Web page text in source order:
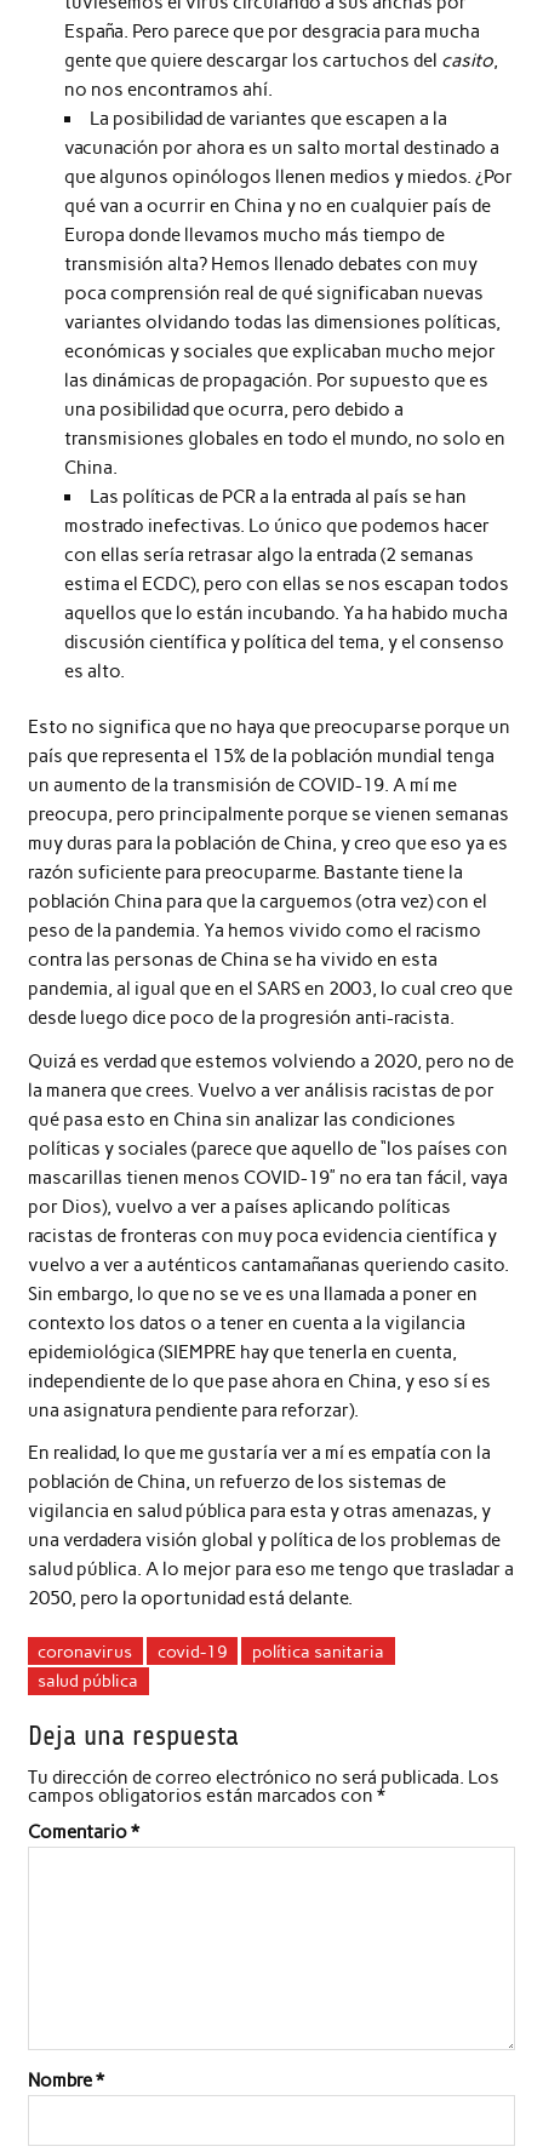
España. Pero parece que por desgracia para mucha
gente que quiere descargar los cartuchos del casito,
no nos encontramos ahí.
La posibilidad de variantes que escapen a la
vacunación por ahora es un salto mortal destinado a
que algunos opinólogos llenen medios y miedos. ¿Por
qué van a ocurrir en China y no en cualquier país de
Europa donde llevamos mucho más tiempo de
transmisión alta? Hemos llenado debates con muy
poca comprensión real de qué significaban nuevas
variantes olvidando todas las dimensiones políticas,
económicas y sociales que explicaban mucho mejor
las dinámicas de propagación. Por supuesto que es
una posibilidad que ocurra, pero debido a
transmisiones globales en todo el mundo, no solo en
China.
Las políticas de PCR a la entrada al país se han
mostrado inefectivas. Lo único que podemos hacer
con ellas sería retrasar algo la entrada (2 semanas
estima el ECDC), pero con ellas se nos escapan todos
aquellos que lo están incubando. Ya ha habido mucha
discusión científica y política del tema, y el consenso
es alto.
Esto no significa que no haya que preocuparse porque un
país que representa el 15% de la población mundial tenga
un aumento de la transmisión de COVID-19. A mí me
preocupa, pero principalmente porque se vienen semanas
muy duras para la población de China, y creo que eso ya es
razón suficiente para preocuparme. Bastante tiene la
población China para que la carguemos (otra vez) con el
peso de la pandemia. Ya hemos vivido como el racismo
contra las personas de China se ha vivido en esta
pandemia, al igual que en el SARS en 2003, lo cual creo que
desde luego dice poco de la progresión anti-racista.
Quizá es verdad que estemos volviendo a 2020, pero no de
la manera que crees. Vuelvo a ver análisis racistas de por
qué pasa esto en China sin analizar las condiciones
políticas y sociales (parece que aquello de “los países con
mascarillas tienen menos COVID-19” no era tan fácil, vaya
por Dios), vuelvo a ver a países aplicando políticas
racistas de fronteras con muy poca evidencia científica y
vuelvo a ver a auténticos cantamañanas queriendo casito.
Sin embargo, lo que no se ve es una llamada a poner en
contexto los datos o a tener en cuenta a la vigilancia
epidemiológica (SIEMPRE hay que tenerla en cuenta,
independiente de lo que pase ahora en China, y eso sí es
una asignatura pendiente para reforzar).
En realidad, lo que me gustaría ver a mí es empatía con la
población de China, un refuerzo de los sistemas de
vigilancia en salud pública para esta y otras amenazas, y
una verdadera visión global y política de los problemas de
salud pública. A lo mejor para eso me tengo que trasladar a
2050, pero la oportunidad está delante.
coronavirus covid-19
política sanitaria
salud pública
Deja una respuesta
Tu dirección de correo electrónico no será publicada. Los
campos obligatorios están marcados con *
Comentario*
Nombre*